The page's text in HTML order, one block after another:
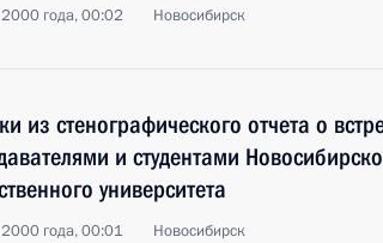
года, 00:02 Новосибирск
из стенографического отчета о
и студентами
университета
года, 00:01 Новосибирск